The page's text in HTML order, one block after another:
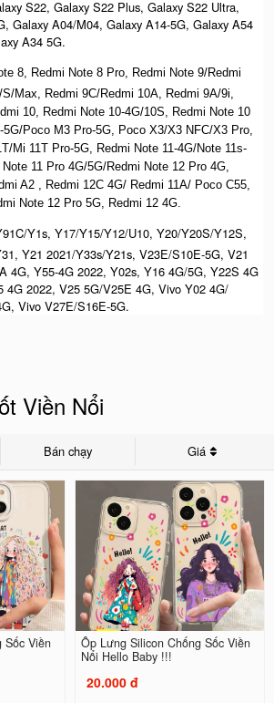
S22, Galaxy S22 Plus, Galaxy S22 Ultra,
Galaxy A04/M04, Galaxy A14-5G, Galaxy A54
A34 5G.
8, Redmi Note 8 Pro, Redmi Note 9/Redmi
Max, Redmi 9C/Redmi 10A, Redmi 9A/9i,
10, Redmi Note 10-4G/10S, Redmi Note 10
5G/Poco M3 Pro-5G, Poco X3/X3 NFC/X3 Pro,
Mi 11T Pro-5G, Redmi Note 11-4G/Note 11s-
11 Pro 4G/5G/Redmi Note 12 Pro 4G,
A2 , Redmi 12C 4G/ Redmi 11A/ Poco C55,
Note 12 Pro 5G, Redmi 12 4G.
Y1s, Y17/Y15/Y12/U10, Y20/Y20S/Y12S,
Y21 2021/Y33s/Y21s, V23E/S10E-5G, V21
4G, Y55-4G 2022, Y02s, Y16 4G/5G, Y22S 4G
4G 2022, V25 5G/V25E 4G, Vivo Y02 4G/
Vivo V27E/S16E-5G.
Viền Nổi
Bán chạy Giá
Sốc Viền
Ốp Lưng Silicon Chống Sốc Viền
Nổi Hello Baby !!!
20.000 đ